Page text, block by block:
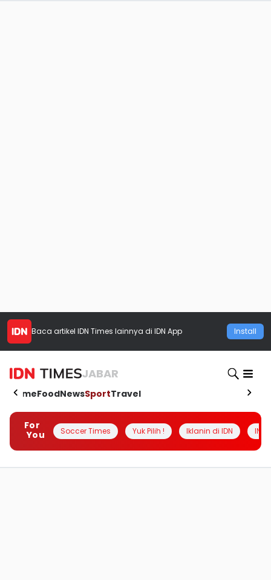
Baca artikel IDN Times lainnya di IDN App Install
JABAR
HomeFoodNewsSportTravel
For
You
Soccer Times Yuk Pilih ! Iklanin di IDN